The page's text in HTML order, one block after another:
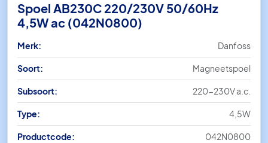
Spoel AB230C 220/230V 50/60Hz
4,5W ac (042N0800)
Merk: Danfoss
Soort: Magneetspoel
Subsoort: 220-230V a.c.
Type: 4,5W
Productcode: 042N0800